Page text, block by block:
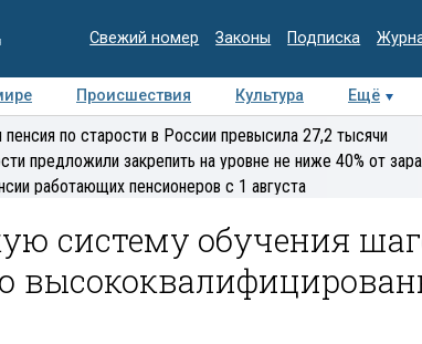
Свежий номер Законы Подписка
Происшествия Культура Ещё
Медиацентр Интервью Колумнисты
по старости в России превысила 27,2 тысячи
предложили закрепить на уровне не ниже 40% от
работающих пенсионеров с 1 августа
систему обучения